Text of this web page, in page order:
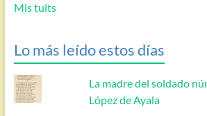
Mis tuits
Lo más leído estos días
La madre del soldado
López de Ayala